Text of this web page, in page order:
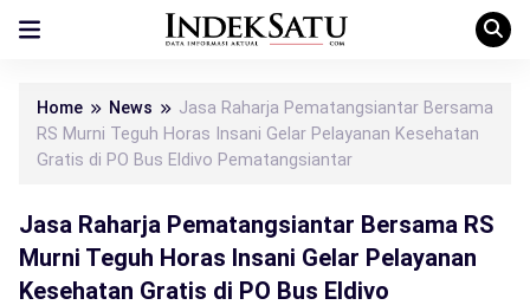
Home News
Jasa Raharja Pematangsiantar Bersama
RS Murni Teguh Horas Insani Gelar Pelayanan Kesehatan
Gratis di PO Bus Eldivo Pematangsiantar
Jasa Raharja Pematangsiantar Bersama RS
Murni Teguh Horas Insani Gelar Pelayanan
Kesehatan Gratis di PO Bus Eldivo